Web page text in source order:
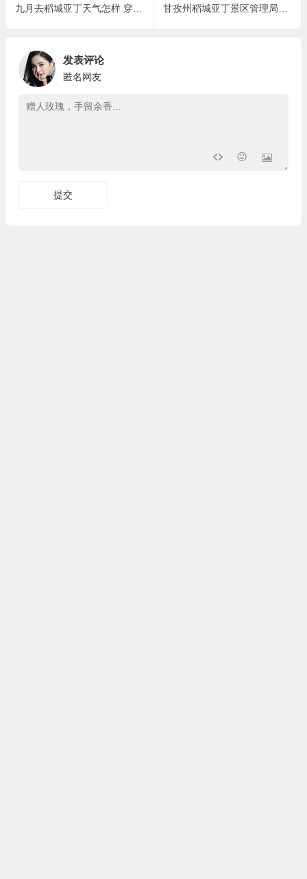
九月去稻城亚丁天气怎样 穿什么衣服
发表评论
匿名网友
提交